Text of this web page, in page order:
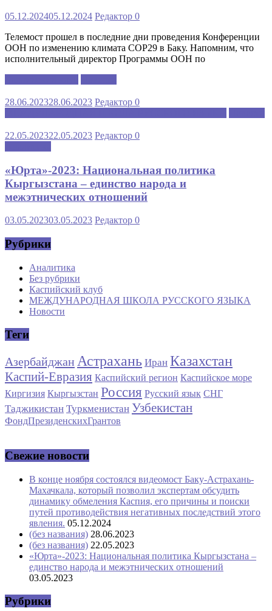
05.12.202405.12.2024 Редактор 0
Телемост прошел в последние дни проведения Конференции
ООН по изменению климата COP29 в Баку. Напомним, что
исполнительный директор Программы ООН по
28.06.202328.06.2023 Редактор 0
22.05.202322.05.2023 Редактор 0
«Юрта»-2023: Национальная политика
Кыргызстана – единство народа и
межэтнических отношений
03.05.202303.05.2023 Редактор 0
Рубрики
Аналитика
Без рубрики
Каспийский клуб
МЕЖДУНАРОДНАЯ ШКОЛА РУССКОГО ЯЗЫКА
Новости
Теги
Азербайджан Астрахань Иран Казахстан
Каспий-Евразия Каспийский регион Каспийское море
Киргизия Кыргызстан Россия Русский язык СНГ
Таджикистан Туркменистан Узбекистан
ФондПрезиденскихГрантов
Свежие новости
В конце ноября состоялся видеомост Баку-Астрахань-
Махачкала, который позволил экспертам обсудить
динамику обмеления Каспия, его причины и поиски
путей противодействия негативных последствий этого
явления. 05.12.2024
(без названия) 28.06.2023
(без названия) 22.05.2023
«Юрта»-2023: Национальная политика Кыргызстана –
единство народа и межэтнических отношений
03.05.2023
Рубрики